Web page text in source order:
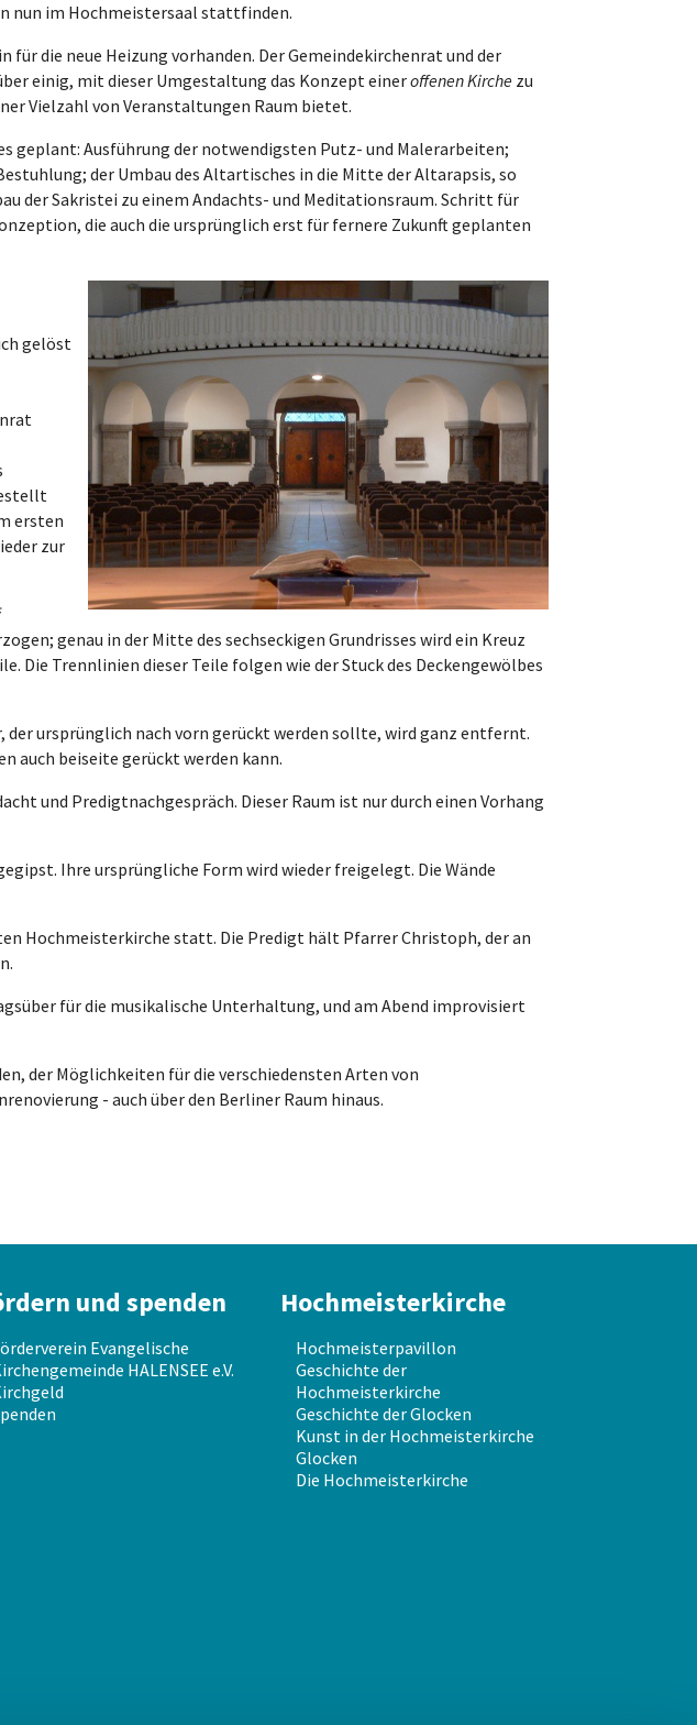
nun im Hochmeistersaal stattfinden.
die neue Heizung vorhanden. Der Gemeindekirchenrat und der
einig, mit dieser Umgestaltung das Konzept eineroffenen Kirche zu
Vielzahl von Veranstaltungen Raum bietet.
geplant: Ausführung der notwendigsten Putz- und Malerarbeiten;
der Umbau des Altartisches in die Mitte der Altarapsis, so
der Sakristei zu einem Andachts- und Meditationsraum. Schritt für
die auch die ursprünglich erst für fernere Zukunft geplanten
gelöst
ersten
zur
genau in der Mitte des sechseckigen Grundrisses wird ein Kreuz
Die Trennlinien dieser Teile folgen wie der Stuck des Deckengewölbes
ursprünglich nach vorn gerückt werden sollte, wird ganz entfernt.
auch beiseite gerückt werden kann.
und Predigtnachgespräch. Dieser Raum ist nur durch einen Vorhang
Ihre ursprüngliche Form wird wieder freigelegt. Die Wände
Hochmeisterkirche statt. Die Predigt hält Pfarrer Christoph, der an
für die musikalische Unterhaltung, und am Abend improvisiert
der Möglichkeiten für die verschiedensten Arten von
- auch über den Berliner Raum hinaus.
und spenden
Evangelische
HALENSEE e.V.
Hochmeisterkirche
Hochmeisterpavillon
Geschichte der
Hochmeisterkirche
Geschichte der Glocken
Kunst in der Hochmeisterkirche
Glocken
Die Hochmeisterkirche